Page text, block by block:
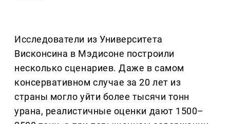
Исследователи из Университета
Висконсина в Мэдисоне построили
несколько сценариев. Даже в самом
консервативном случае за 20 лет из
страны могло уйти более тысячи тонн
урана, реалистичные оценки дают 1500–